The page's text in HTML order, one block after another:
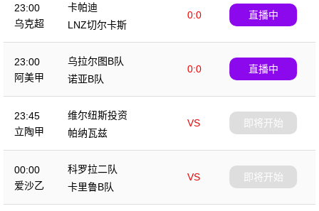
23:00
乌克超
卡帕迪
0:0
LNZ切尔卡斯
直播中
23:00
阿美甲
乌拉尔图B队
0:0
诺亚B队
直播中
23:45
立陶甲
维尔纽斯投资
VS
帕纳瓦兹
即将开始
00:00
爱沙乙
科罗拉二队
VS
卡里鲁B队
即将开始